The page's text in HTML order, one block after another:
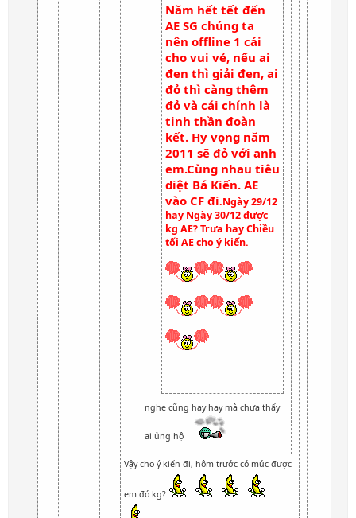
Năm hết tết đến
AE SG chúng ta
nên offline 1 cái
cho vui vẻ, nếu ai
đen thì giải đen, ai
đỏ thì càng thêm
đỏ và cái chính là
tinh thần đoàn
kết. Hy vọng năm
2011 sẽ đỏ với anh
em.Cùng nhau tiêu
diệt Bá Kiến. AE
vào CF đi.Ngày 29/12
hay Ngày 30/12 được
kg AE? Trưa hay Chiều
tối AE cho ý kiến.
nghe cũng hay hay mà chưa thấy
ai ủng hộ
Vậy cho ý kiến đi, hôm trước có múc được
em đó kg?